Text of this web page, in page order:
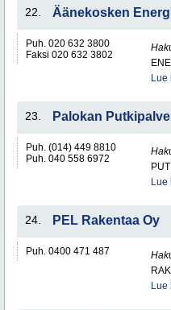
22. Äänekosken
Puh. 020 632 3800
Faksi 020 632 3802
Lue
23. Palokan
Puh. (014) 449 8810
Puh. 040 558 6972
Lue
24. PEL Rakentaa Oy
Puh. 0400 471 487
Lue